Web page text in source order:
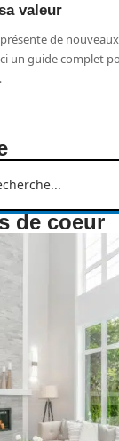
valeur
de
un guide complet
de coeur